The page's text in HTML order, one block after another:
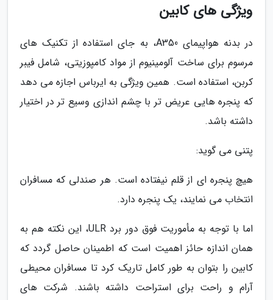
ویژگی های کابین
در بدنه هواپیمای A350، به جای استفاده از تکنیک های
مرسوم برای ساخت آلومینیوم از مواد کامپوزیتی، شامل فیبر
کربن، استفاده است. همین ویژگی به ایرباس اجازه می دهد
که پنجره هایی عریض تر با چشم اندازی وسیع تر در اختیار
داشته باشد.
پتنی می گوید:
هیچ پنجره ای از قلم نیفتاده است. هر صندلی که مسافران
انتخاب می نمایند، یک پنجره دارد.
اما با توجه به مأموریت فوق دور برد ULR، این نکته هم به
همان اندازه حائز اهمیت است که اطمینان حاصل گردد که
کابین را بتوان به طور کامل تاریک کرد تا مسافران محیطی
آرام و راحت برای استراحت داشته باشند. شرکت های